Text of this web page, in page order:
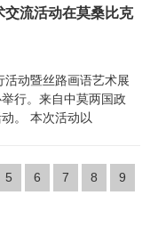
流活动在莫桑比克
动暨丝路画语艺术展
行。来自中莫两国政
。 本次活动以
5 6 7 8 9